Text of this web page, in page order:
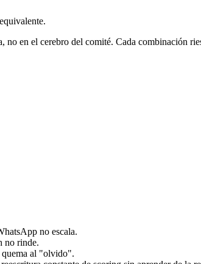
no en el cerebro del comité. Cada combinación
no escala.
no rinde.
quema al "olvido".